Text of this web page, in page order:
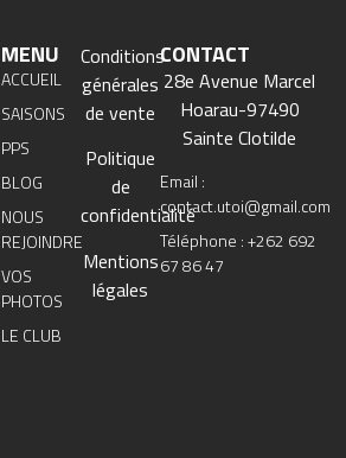
Conditions
générales
de vente
Politique
de
confidentialité
Mentions
légales
MENU
ACCUEIL
SAISONS
PPS
BLOG
NOUS
REJOINDRE
VOS
PHOTOS
LE CLUB
CONTACT
28e Avenue Marcel
Hoarau-97490
Sainte Clotilde
Email :
contact.utoi@gmail.com
Téléphone : +262 692
67 86 47